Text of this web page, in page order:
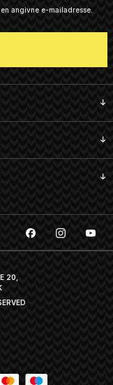
angivne e-mailadresse.
20,